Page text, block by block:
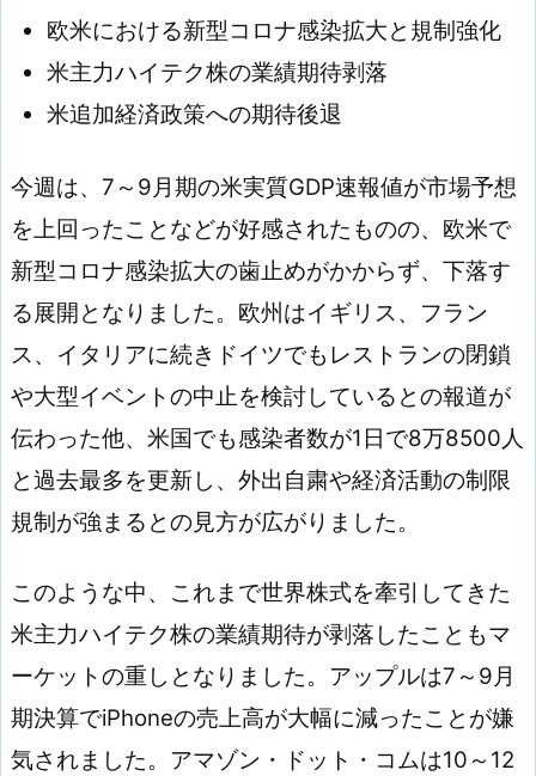
欧米における新型コロナ感染拡大と規制強化
米主力ハイテク株の業績期待剥落
米追加経済政策への期待後退
今週は、7～9月期の米実質GDP速報値が市場予想
を上回ったことなどが好感されたものの、欧米で
新型コロナ感染拡大の歯止めがかからず、下落す
る展開となりました。欧州はイギリス、フラン
ス、イタリアに続きドイツでもレストランの閉鎖
や大型イベントの中止を検討しているとの報道が
伝わった他、米国でも感染者数が1日で8万8500人
と過去最多を更新し、外出自粛や経済活動の制限
規制が強まるとの見方が広がりました。
このような中、これまで世界株式を牽引してきた
米主力ハイテク株の業績期待が剥落したこともマ
ーケットの重しとなりました。アップルは7～9月
期決算でiPhoneの売上高が大幅に減ったことが嫌
気されました。アマゾン・ドット・コムは10～12